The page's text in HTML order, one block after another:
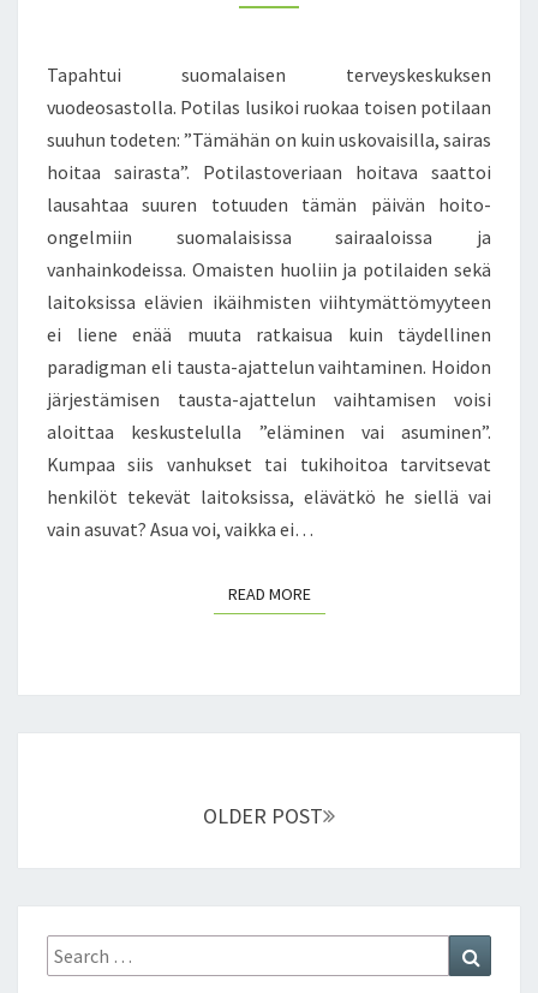
I
N
I
T
E
T
Ä
N
?
T
T
A
M
A
N
S
A
I
A
I
T
A
T
S
Tapahtui suomalaisen terveyskeskuksen
vuodeosastolla. Potilas lusikoi ruokaa toisen potilaan
suuhun todeten: ”Tämähän on kuin uskovaisilla, sairas
hoitaa sairasta”. Potilastoveriaan hoitava saattoi
lausahtaa suuren totuuden tämän päivän hoito-
ongelmiin suomalaisissa sairaaloissa ja
vanhainkodeissa. Omaisten huoliin ja potilaiden sekä
laitoksissa elävien ikäihmisten viihtymättömyyteen
ei liene enää muuta ratkaisua kuin täydellinen
paradigman eli tausta-ajattelun vaihtaminen. Hoidon
järjestämisen tausta-ajattelun vaihtamisen voisi
aloittaa keskustelulla ”eläminen vai asuminen”.
Kumpaa siis vanhukset tai tukihoitoa tarvitsevat
henkilöt tekevät laitoksissa, elävätkö he siellä vai
vain asuvat? Asua voi, vaikka ei…
READ MOREREAD MORE
OLDER POST
Search
for: